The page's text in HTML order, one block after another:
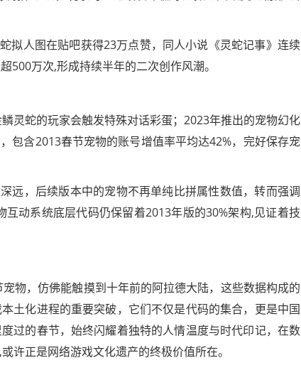
拟人图在贴吧获得23万点赞，同人小说《灵蛇记事》连续
500万次,形成持续半年的二次创作风潮。
灵蛇的玩家会触发特殊对话彩蛋；2023年推出的宠物幻化
包含2013春节宠物的账号增值率平均达42%，完好保存宠
远，后续版本中的宠物不再单纯比拼属性数值，转而强调
动系统底层代码仍保留着2013年版的30%架构,见证着技
物，仿佛能触摸到十年前的阿拉德大陆，这些数据构成的
土化进程的重要突破，它们不仅是代码的集合，更是中国
过的春节，始终闪耀着独特的人情温度与时代印记，在数
许正是网络游戏文化遗产的终极价值所在。